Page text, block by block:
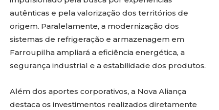
autênticas e pela valorização dos territórios de
origem. Paralelamente, a modernização dos
sistemas de refrigeração e armazenagem em
Farroupilha ampliará a eficiência energética, a
segurança industrial e a estabilidade dos produtos.
Além dos aportes corporativos, a Nova Aliança
destaca os investimentos realizados diretamente